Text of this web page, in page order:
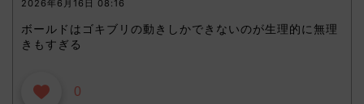
2026年6月16日 08:16
ボールドはゴキブリの動きしかできないのが生理的に無理
きもすぎる
0